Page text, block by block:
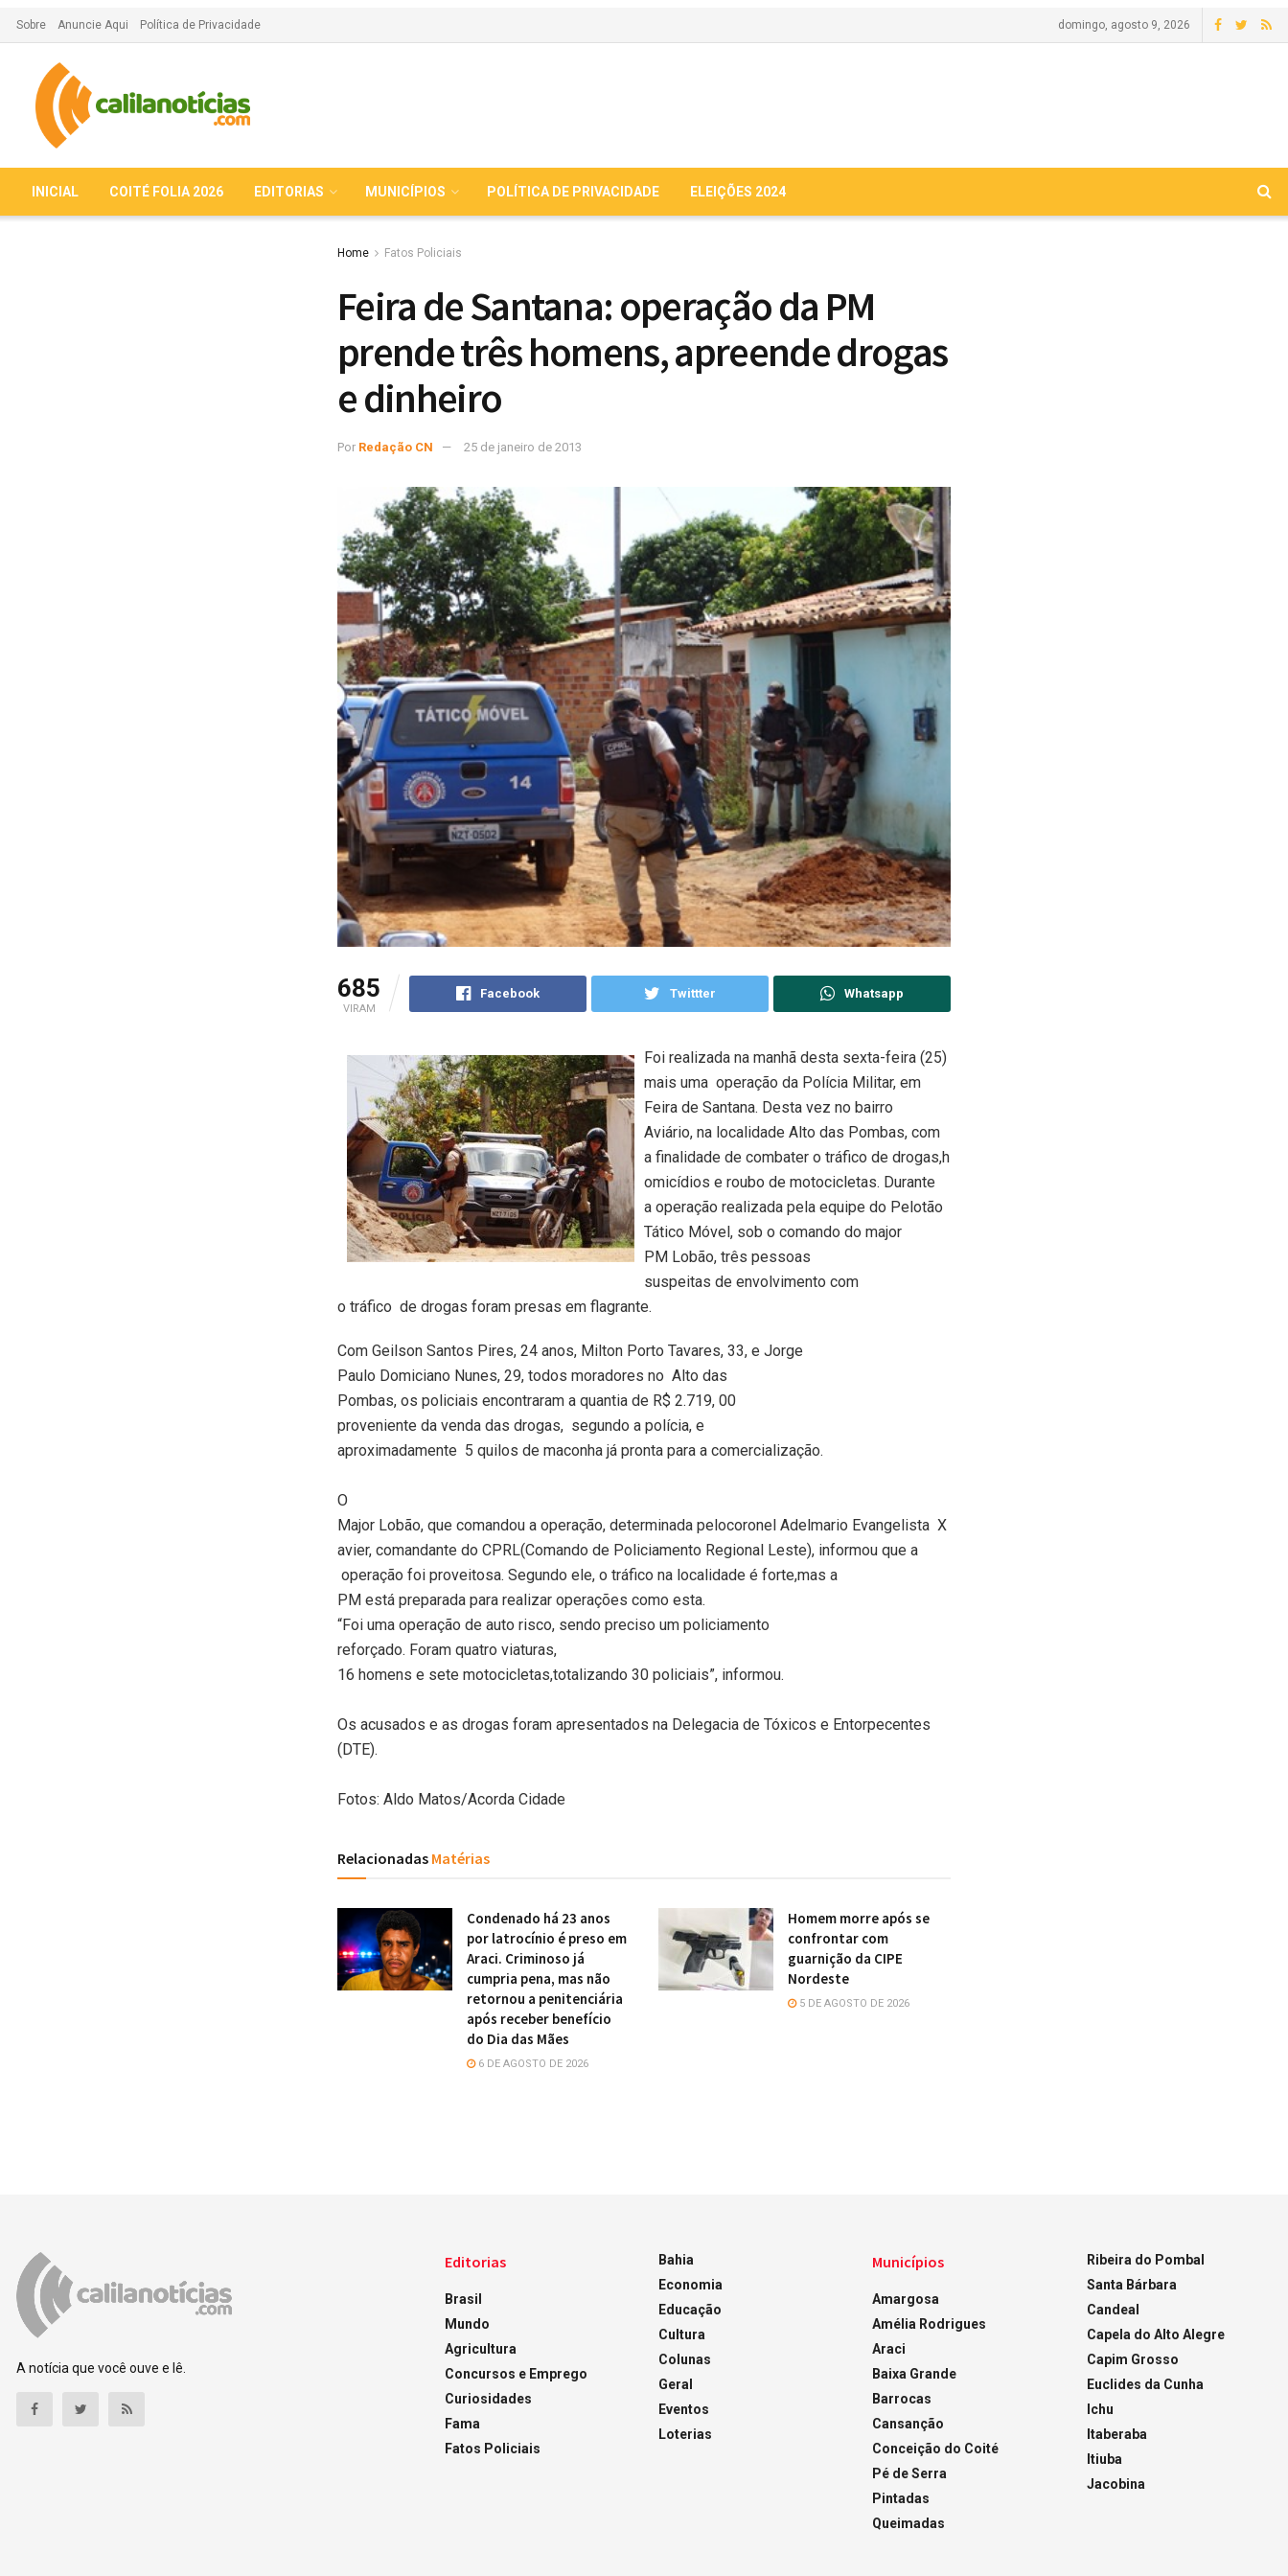
Sobre Anuncie Aqui Política de Privacidade domingo, agosto 9, 2026
INICIAL COITÉ FOLIA 2026 EDITORIAS MUNICÍPIOS POLÍTICA DE PRIVACIDADE ELEIÇÕES 2024
Home Fatos Policiais
Feira de Santana: operação da PM
prende três homens, apreende drogas
e dinheiro
Por Redação CN 25 de janeiro de 2013
685
VIRAM
Facebook Twittter Whatsapp
Foi realizada na manhã desta sexta-feira (25)
mais uma operação da Polícia Militar, em
Feira de Santana. Desta vez no bairro
Aviário, na localidade Alto das Pombas, com
a finalidade de combater o tráfico de drogas,h
omicídios e roubo de motocicletas. Durante
a operação realizada pela equipe do Pelotão
Tático Móvel, sob o comando do major
PM Lobão, três pessoas
suspeitas de envolvimento com
o tráfico de drogas foram presas em flagrante.
Com Geilson Santos Pires, 24 anos, Milton Porto Tavares, 33, e Jorge
Paulo Domiciano Nunes, 29, todos moradores no Alto das
Pombas, os policiais encontraram a quantia de R$ 2.719, 00
proveniente da venda das drogas, segundo a polícia, e
aproximadamente 5 quilos de maconha já pronta para a comercialização.
O
Major Lobão, que comandou a operação, determinada pelocoronel Adelmario Evangelista X
avier, comandante do CPRL(Comando de Policiamento Regional Leste), informou que a
operação foi proveitosa. Segundo ele, o tráfico na localidade é forte,mas a
PM está preparada para realizar operações como esta.
“Foi uma operação de auto risco, sendo preciso um policiamento
reforçado. Foram quatro viaturas,
16 homens e sete motocicletas,totalizando 30 policiais”, informou.
Os acusados e as drogas foram apresentados na Delegacia de Tóxicos e Entorpecentes
(DTE).
Fotos: Aldo Matos/Acorda Cidade
Relacionadas Matérias
Condenado há 23 anos
por latrocínio é preso em
Araci. Criminoso já
cumpria pena, mas não
retornou a penitenciária
após receber benefício
do Dia das Mães
6 DE AGOSTO DE 2026
Homem morre após se
confrontar com
guarnição da CIPE
Nordeste
5 DE AGOSTO DE 2026
A notícia que você ouve e lê.
Editorias
Brasil
Mundo
Agricultura
Concursos e Emprego
Curiosidades
Fama
Fatos Policiais
Bahia
Economia
Educação
Cultura
Colunas
Geral
Eventos
Loterias
Municípios
Amargosa
Amélia Rodrigues
Araci
Baixa Grande
Barrocas
Cansanção
Conceição do Coité
Pé de Serra
Pintadas
Queimadas
Ribeira do Pombal
Santa Bárbara
Candeal
Capela do Alto Alegre
Capim Grosso
Euclides da Cunha
Ichu
Itaberaba
Itiuba
Jacobina